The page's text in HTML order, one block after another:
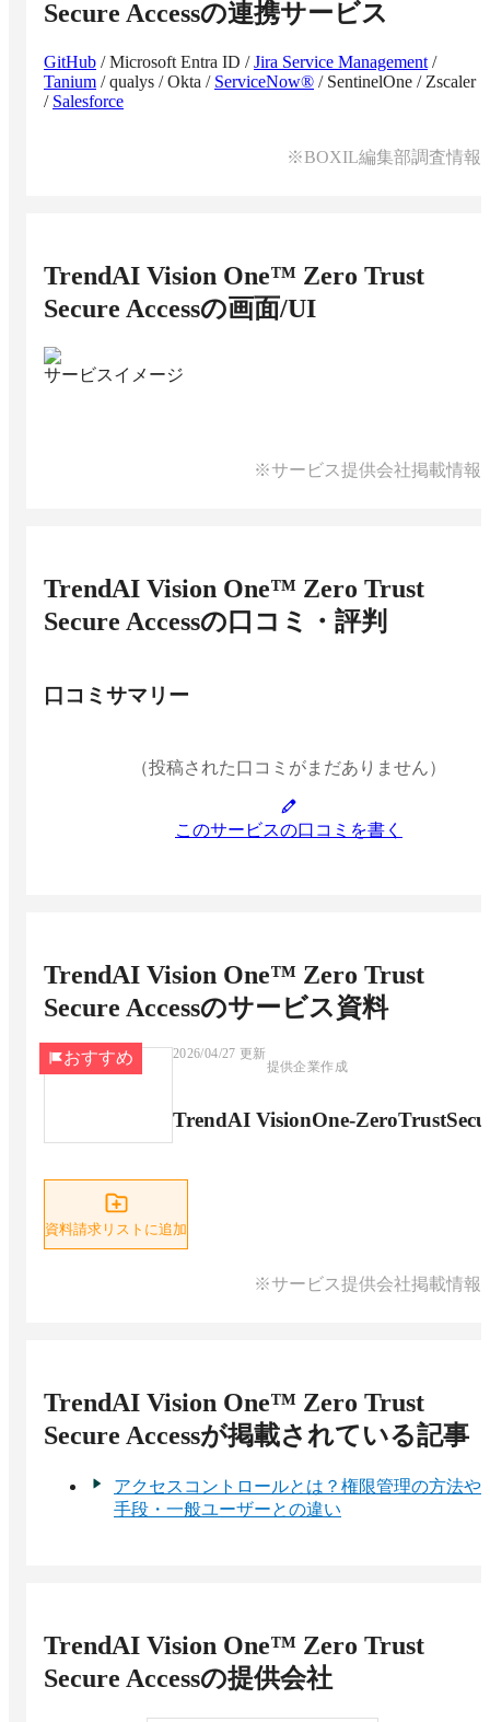
Secure Accessの連携サービス
GitHub /Microsoft Entra ID /Jira Service Management /
Tanium /qualys /Okta / ServiceNow® / SentinelOne / Zscaler
/ Salesforce
※BOXIL編集部調査情報
TrendAI Vision One™ Zero Trust
Secure Accessの画面/UI
サービスイメージ
※サービス提供会社掲載情報
TrendAI Vision One™ Zero Trust
Secure Accessの口コミ・評判
口コミサマリー
（投稿された口コミがまだありません）
このサービスの口コミを書く
TrendAI Vision One™ Zero Trust
Secure Accessのサービス資料
おすすめ 2026/04/27 更新
提供企業作成
TrendAI VisionOne-
資料請求リストに追加
※サービス提供会社掲載情報
TrendAI Vision One™ Zero Trust
Secure Accessが掲載されている記事
アクセスコントロールとは？権限管理の方法や
手段・一般ユーザーとの違い
TrendAI Vision One™ Zero Trust
Secure Accessの提供会社